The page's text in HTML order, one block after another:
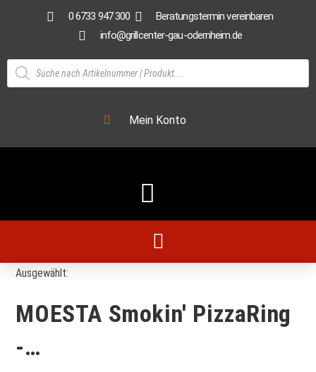
0 6733 947 300
Beratungstermin vereinbaren
info@grillcenter-gau-odernheim.de
Mein Konto
Ausgewählt:
MOESTA Smokin' PizzaRing
-…